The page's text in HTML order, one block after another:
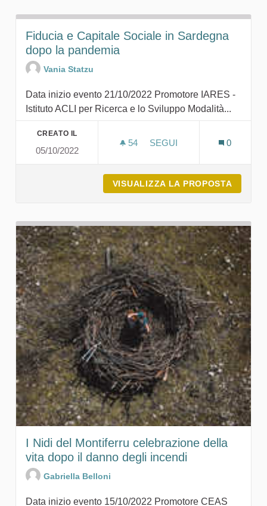
Fiducia e Capitale Sociale in Sardegna
dopo la pandemia
Vania Statzu
Data inizio evento 21/10/2022 Promotore IARES -
Istituto ACLI per Ricerca e lo Sviluppo Modalità...
CREATO IL
05/10/2022
54 54 SOSTENITORI
SEGUI
0
VISUALIZZA LA PROPOSTA
I Nidi del Montiferru celebrazione della
vita dopo il danno degli incendi
Gabriella Belloni
Data inizio evento 15/10/2022 Promotore CEAS